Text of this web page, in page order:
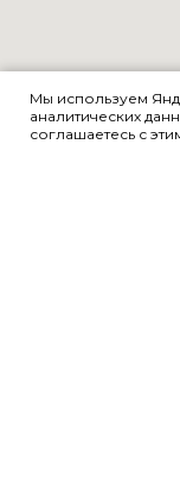
Мы используем
аналитических
соглашаетесь с